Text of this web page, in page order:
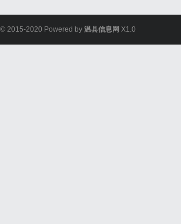
© 2015-2020 Powered by 温县信息网 X1.0